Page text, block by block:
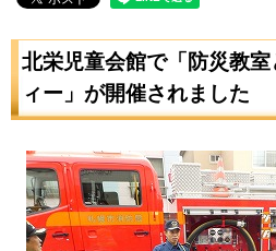
北栄児童会館で「防災教
ィー」が開催されました